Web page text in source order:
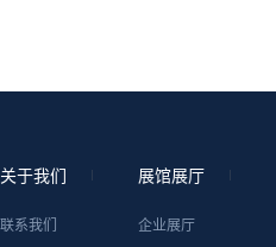
关于我们
联系我们
展馆展厅
企业展厅